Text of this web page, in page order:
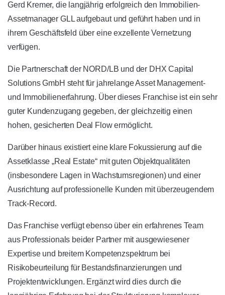
Gerd Kremer, die langjährig erfolgreich den Immobilien-
Assetmanager GLL aufgebaut und geführt haben und in
ihrem Geschäftsfeld über eine exzellente Vernetzung
verfügen.
Die Partnerschaft der NORD/LB und der DHX Capital
Solutions GmbH steht für jahrelange Asset Management-
und Immobilienerfahrung. Über dieses Franchise ist ein sehr
guter Kundenzugang gegeben, der gleichzeitig einen
hohen, gesicherten Deal Flow ermöglicht.
Darüber hinaus existiert eine klare Fokussierung auf die
Assetklasse „Real Estate“ mit guten Objektqualitäten
(insbesondere Lagen in Wachstumsregionen) und einer
Ausrichtung auf professionelle Kunden mit überzeugendem
Track-Record.
Das Franchise verfügt ebenso über ein erfahrenes Team
aus Professionals beider Partner mit ausgewiesener
Expertise und breitem Kompetenzspektrum bei
Risikobeurteilung für Bestandsfinanzierungen und
Projektentwicklungen. Ergänzt wird dies durch die